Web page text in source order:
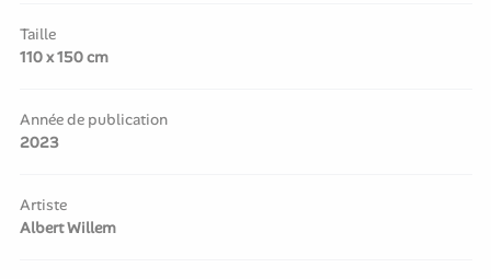
Taille
110 x 150 cm
Année de publication
2023
Artiste
Albert Willem